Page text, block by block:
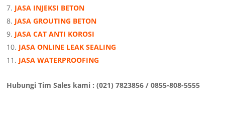
JASA INJEKSI BETON
JASA GROUTING BETON
JASA CAT ANTI KOROSI
JASA ONLINE LEAK SEALING
JASA WATERPROOFING
Hubungi Tim Sales kami : (021) 7823856 / 0855-808-5555